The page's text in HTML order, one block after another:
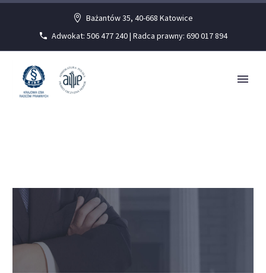
Bażantów 35, 40-668 Katowice
Adwokat: 506 477 240 | Radca prawny: 690 017 894